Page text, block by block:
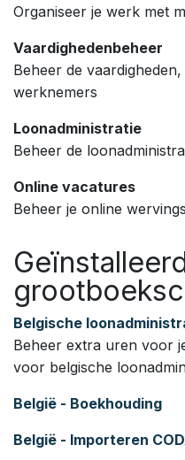
Organiseer je werk met
Vaardighedenbeheer
Beheer de
werknemers
Loonadministratie
Beheer de
Online vacatures
Beheer je online
Belgische
Beheer extra uren voor
voor belgische
België - Boekhouding
België - Importeren